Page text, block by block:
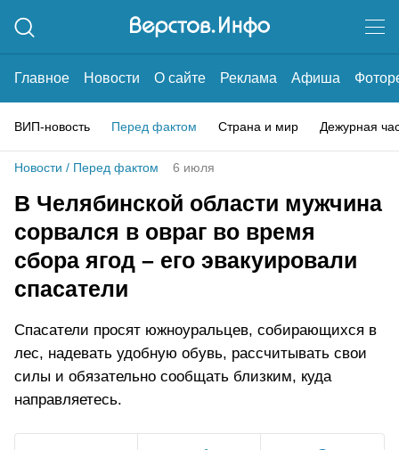
Главное Новости О сайте Реклама Афиша
ВИП-новость Перед фактом Страна и мир Дежурная
Новости / Перед фактом 6 июля
В Челябинской области мужчина
сорвался в овраг во время
сбора ягод – его эвакуировали
спасатели
Спасатели просят южноуральцев, собирающихся в
лес, надевать удобную обувь, рассчитывать свои
силы и обязательно сообщать близким, куда
направляетесь.